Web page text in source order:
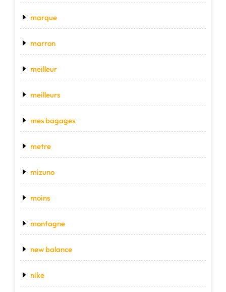
marque
marron
meilleur
meilleurs
mes bagages
metre
mizuno
moins
montagne
new balance
nike